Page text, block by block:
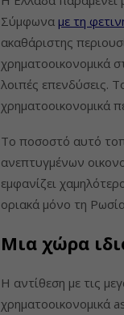
Σύμφωνα με τη
ακαθάριστης
χρηματοοικονομικά
λοιπές επενδύσεις.
χρηματοοικονομικά
Το ποσοστό αυτό
ανεπτυγμένων
εμφανίζει
οριακά μόνο τη
Μια χώρα
Η αντίθεση με τις
χρηματοοικονομικά